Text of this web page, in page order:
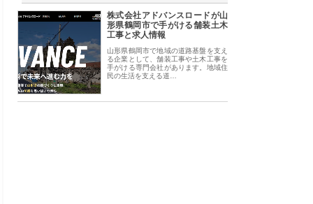
株式会社アドバンスロードが山
形県鶴岡市で手がける舗装土木
工事と求人情報
山形県鶴岡市で地域の道路基盤を支え
る企業として、舗装工事や土木工事を
手がける専門会社があります。地域住
民の生活を支える道…